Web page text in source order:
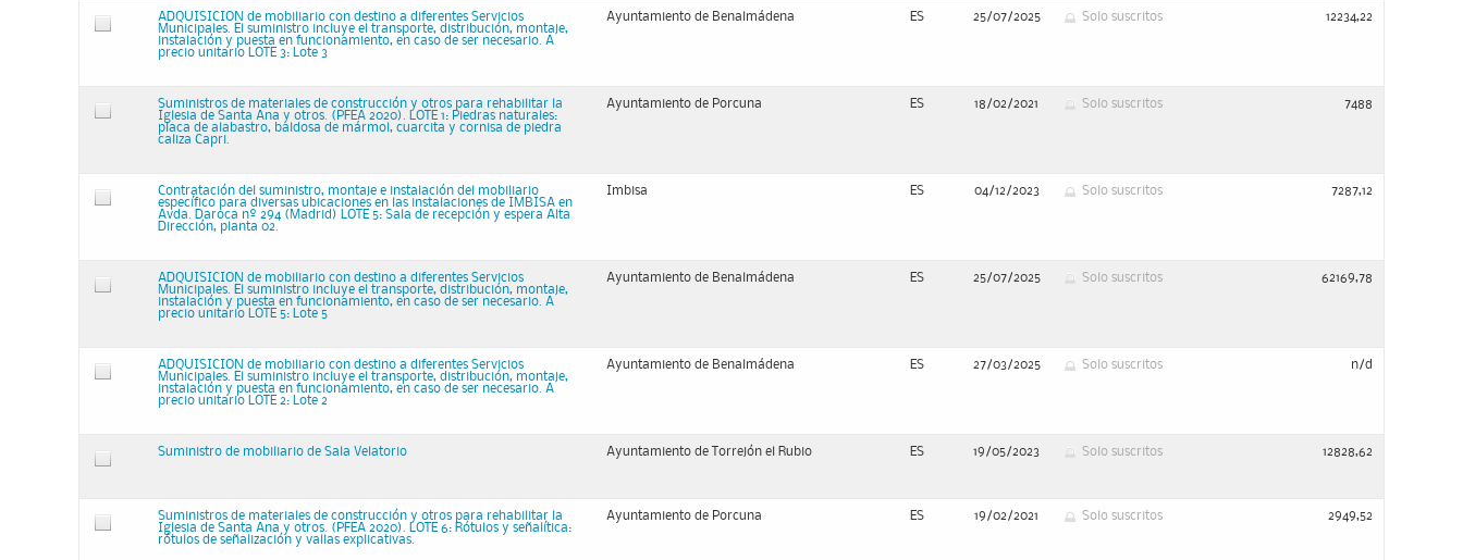
ADQUISICION de mobiliario con destino a diferentes Servicios
Municipales. El suministro incluye el transporte, distribución, montaje,
instalación y puesta en funcionamiento, en caso de ser necesario. A
precio unitario LOTE 3: Lote 3
Ayuntamiento de Benalmádena ES 25/07/2025 Solo suscritos 12234,22
Suministros de materiales de construcción y otros para rehabilitar la
Iglesia de Santa Ana y otros. (PFEA 2020). LOTE 1: Piedras naturales:
placa de alabastro, baldosa de mármol, cuarcita y cornisa de piedra
caliza Capri.
Ayuntamiento de Porcuna ES 18/02/2021 Solo suscritos 7488
Contratación del suministro, montaje e instalación del mobiliario
específico para diversas ubicaciones en las instalaciones de IMBISA en
Avda. Daroca nº 294 (Madrid) LOTE 5: Sala de recepción y espera Alta
Dirección, planta 02.
Imbisa ES 04/12/2023 Solo suscritos 7287,12
ADQUISICION de mobiliario con destino a diferentes Servicios
Municipales. El suministro incluye el transporte, distribución, montaje,
instalación y puesta en funcionamiento, en caso de ser necesario. A
precio unitario LOTE 5: Lote 5
Ayuntamiento de Benalmádena ES 25/07/2025 Solo suscritos 62169,78
ADQUISICION de mobiliario con destino a diferentes Servicios
Municipales. El suministro incluye el transporte, distribución, montaje,
instalación y puesta en funcionamiento, en caso de ser necesario. A
precio unitario LOTE 2: Lote 2
Ayuntamiento de Benalmádena ES 27/03/2025 Solo suscritos n/d
Suministro de mobiliario de Sala Velatorio Ayuntamiento de Torrejón el Rubio ES 19/05/2023 Solo suscritos 12828,62
Suministros de materiales de construcción y otros para rehabilitar la
Iglesia de Santa Ana y otros. (PFEA 2020). LOTE 6: Rótulos y señalítica:
rótulos de señalización y vallas explicativas.
Ayuntamiento de Porcuna ES 19/02/2021 Solo suscritos 2949,52